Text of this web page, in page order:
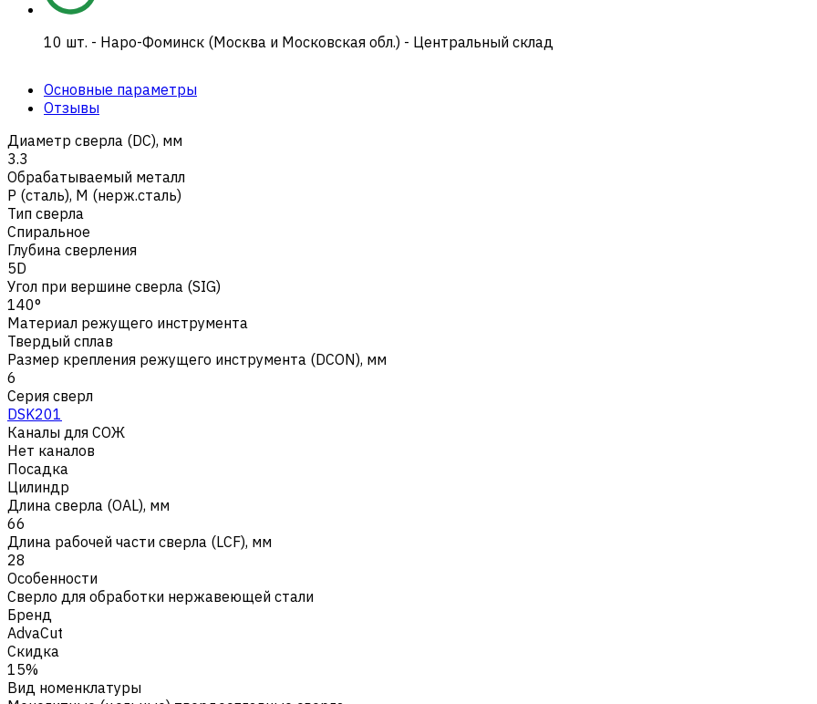
10 шт. - Наро-Фоминск (Москва и Московская обл.) - Центральный склад
Основные параметры
Отзывы
Диаметр сверла (DC), мм
3.3
Обрабатываемый металл
Р (сталь), M (нерж.сталь)
Тип сверла
Спиральное
Глубина сверления
5D
Угол при вершине сверла (SIG)
140°
Материал режущего инструмента
Твердый сплав
Размер крепления режущего инструмента (DCON), мм
6
Серия сверл
DSK201
Каналы для СОЖ
Нет каналов
Посадка
Цилиндр
Длина сверла (OAL), мм
66
Длина рабочей части сверла (LCF), мм
28
Особенности
Сверло для обработки нержавеющей стали
Бренд
AdvaCut
Скидка
15%
Вид номенклатуры